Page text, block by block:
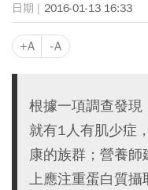
2016-01-13 16:33
+A -A
根據一項調查發
就有1人有肌少症
康的族群；營養
上應注重蛋白質攝